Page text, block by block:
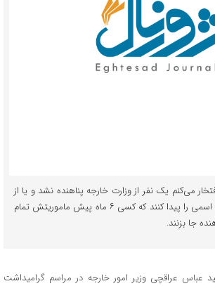
می‌کنم یک نفر از وزارت خارجه پناهنده نشد و یا از
کارش نرفت. گشتند یک اسمی را پیدا کنند که کسی ۶ ماه پیش ماموریتش تمام
جا بزنند.
عباس عراقچی وزیر امور خارجه در مراسم گرامیداشت